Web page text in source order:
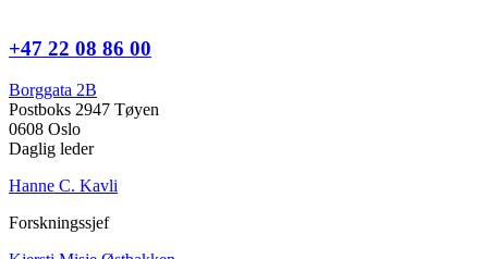
+47 22 08 86 00
Borggata 2B
Postboks 2947 Tøyen
0608 Oslo
Daglig leder
Hanne C. Kavli
Forskningssjef